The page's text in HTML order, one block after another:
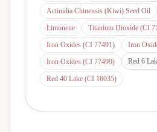
Actinidia Chinensis (Kiwi) Seed Oil
Limonene
Titanium Dioxide (CI
Iron Oxides (CI 77491)
Iron
Iron Oxides (CI 77499)
Red 6
Red 40 Lake (CI 16035)